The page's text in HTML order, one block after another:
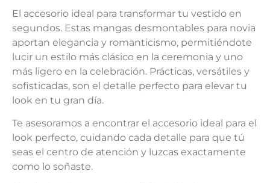
El accesorio ideal para transformar tu vestido en
segundos. Estas mangas desmontables para novia
aportan elegancia y romanticismo, permitiéndote
lucir un estilo más clásico en la ceremonia y uno
más ligero en la celebración. Prácticas, versátiles y
sofisticadas, son el detalle perfecto para elevar tu
look en tu gran día.
Te asesoramos a encontrar el accesorio ideal para el
look perfecto, cuidando cada detalle para que tú
seas el centro de atención y luzcas exactamente
como lo soñaste.